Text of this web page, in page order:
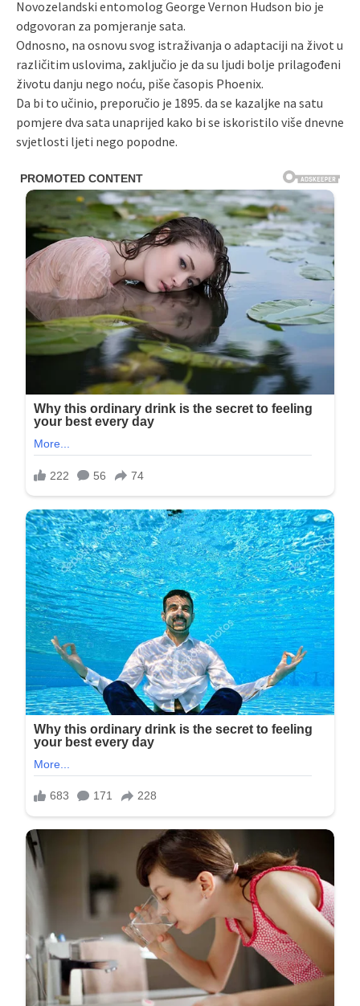
Novozelandski entomolog George Vernon Hudson bio je
odgovoran za pomjeranje sata.
Odnosno, na osnovu svog istraživanja o adaptaciji na život u
različitim uslovima, zaključio je da su ljudi bolje prilagođeni
životu danju nego noću, piše časopis Phoenix.
Da bi to učinio, preporučio je 1895. da se kazaljke na satu
pomjere dva sata unaprijed kako bi se iskoristilo više dnevne
svjetlosti ljeti nego popodne.